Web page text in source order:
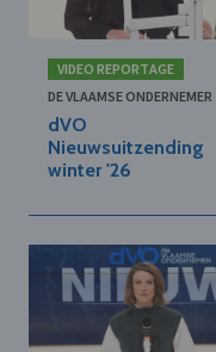
VIDEO REPORTAGE
DE VLAAMSE ONDERNEMER
dVO
Nieuwsuitzending
winter '26